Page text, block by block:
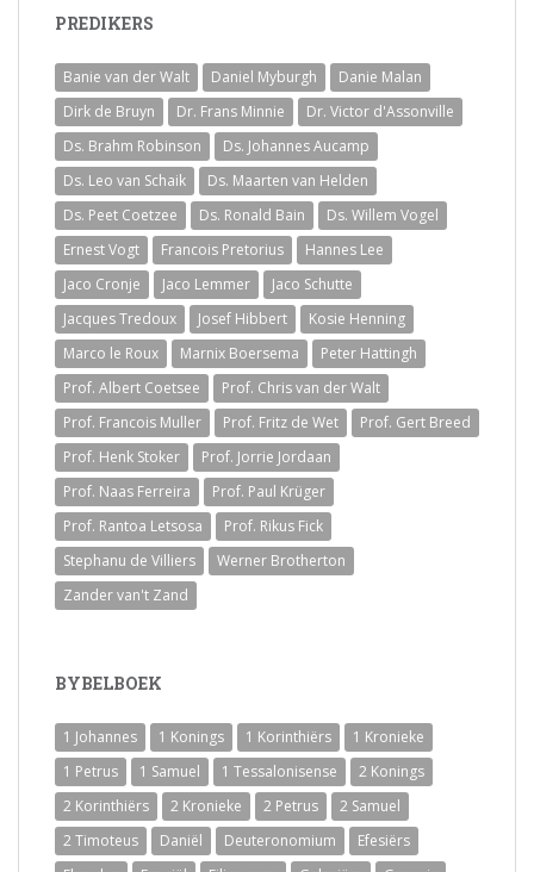
PREDIKERS
Banie van der Walt Daniel Myburgh
Danie Malan
Dirk de Bruyn
Dr. Frans Minnie
Dr. Victor d'Assonville
Ds. Brahm Robinson
Ds. Johannes Aucamp
Ds. Leo van Schaik
Ds. Maarten van Helden
Ds. Peet Coetzee
Ds. Ronald Bain
Ds. Willem Vogel
Ernest Vogt
Francois Pretorius
Hannes Lee
Jaco Cronje
Jaco Lemmer
Jaco Schutte
Jacques Tredoux
Josef Hibbert
Kosie Henning
Marco le Roux
Marnix Boersema
Peter Hattingh
Prof. Albert Coetsee
Prof. Chris van der Walt
Prof. Francois Muller
Prof. Fritz de Wet
Prof. Gert Breed
Prof. Henk Stoker
Prof. Jorrie Jordaan
Prof. Naas Ferreira
Prof. Paul Krüger
Prof. Rantoa Letsosa
Prof. Rikus Fick
Stephanu de Villiers
Werner Brotherton
Zander van't Zand
BYBELBOEK
1 Johannes 1 Konings 1 Korinthiërs
1 Kronieke
1 Petrus
1 Samuel 1 Tessalonisense
2 Konings
2 Korinthiërs
2 Kronieke 2 Petrus
2 Samuel
2 Timoteus
Daniël Deuteronomium
Efesiërs